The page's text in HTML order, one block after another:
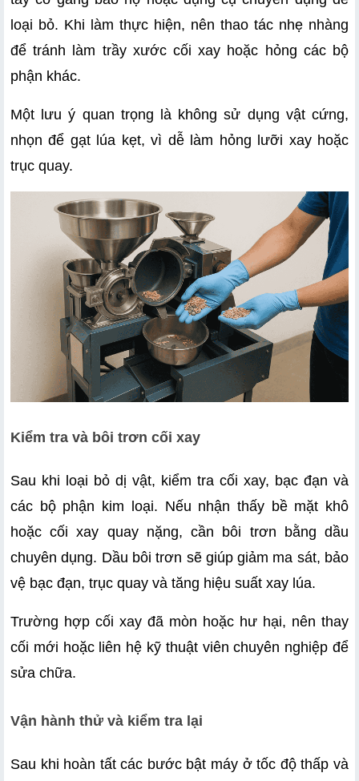
loại bỏ. Khi làm thực hiện, nên thao tác nhẹ nhàng
để tránh làm trầy xước cối xay hoặc hỏng các bộ
phận khác.
Một lưu ý quan trọng là không sử dụng vật cứng,
nhọn để gạt lúa kẹt, vì dễ làm hỏng lưỡi xay hoặc
trục quay.
Kiểm tra và bôi trơn cối xay
Sau khi loại bỏ dị vật, kiểm tra cối xay, bạc đạn và
các bộ phận kim loại. Nếu nhận thấy bề mặt khô
hoặc cối xay quay nặng, cần bôi trơn bằng dầu
chuyên dụng. Dầu bôi trơn sẽ giúp giảm ma sát, bảo
vệ bạc đạn, trục quay và tăng hiệu suất xay lúa.
Trường hợp cối xay đã mòn hoặc hư hại, nên thay
cối mới hoặc liên hệ kỹ thuật viên chuyên nghiệp để
sửa chữa.
Vận hành thử và kiểm tra lại
Sau khi hoàn tất các bước bật máy ở tốc độ thấp và